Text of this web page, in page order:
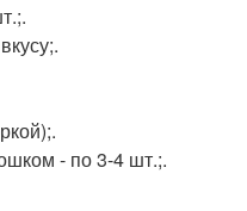
- по 3-4 шт.;.